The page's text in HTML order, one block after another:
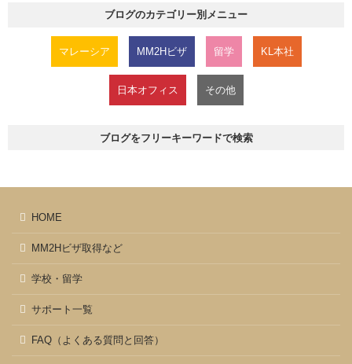
ブログのカテゴリー別メニュー
マレーシア MM2Hビザ 留学 KL本社
日本オフィス その他
ブログをフリーキーワードで検索
HOME
MM2Hビザ取得など
学校・留学
サポート一覧
FAQ（よくある質問と回答）